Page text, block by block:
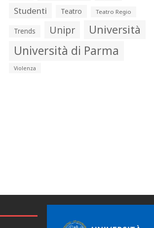
Studenti Teatro Teatro Regio
Trends Unipr Università
Università di Parma
Violenza